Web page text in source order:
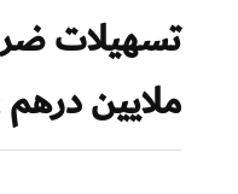
ملايين درهم